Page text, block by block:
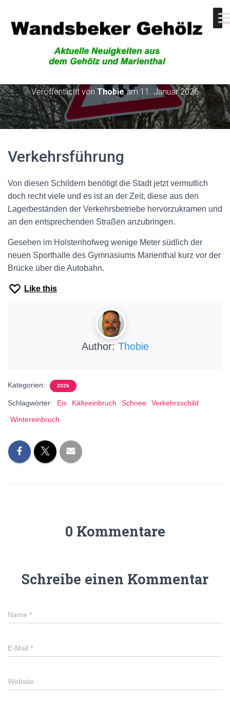
Veröffentlicht von Thobieam 11. Januar 2026
Verkehrsführung
Von diesen Schildern benötigt die Stadt jetzt vermutlich
doch recht viele und es ist an der Zeit, diese aus den
Lagerbeständen der Verkehrsbetriebe hervorzukramen und
an den entsprechenden Straßen anzubringen.
Gesehen im Holstenhofweg wenige Meter südlich der
neuen Sporthalle des Gymnasiums Marienthal kurz vor der
Brücke über die Autobahn.
Like this
Author: Thobie
Kategorien: 2026
Schlagwörter: Eis Kälteeinbruch Schnee
Verkehrsschild
Wintereinbruch
0 Kommentare
Schreibe einen Kommentar
Name *
E-Mail *
Website